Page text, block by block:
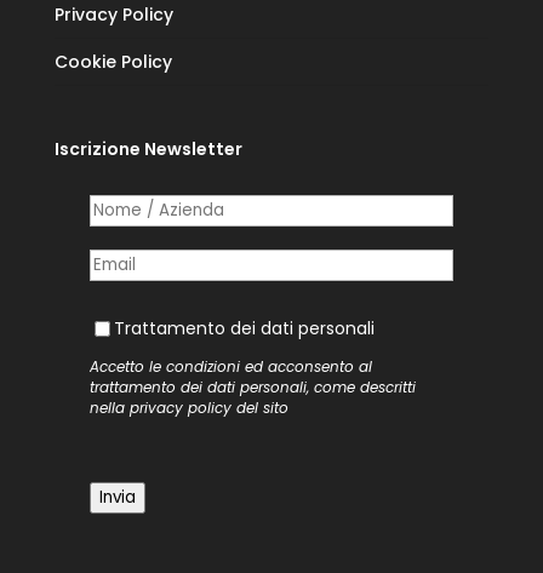
Privacy Policy
Cookie Policy
Iscrizione Newsletter
Nome /​ Azienda
Posta elettronica
Trattamento dei dati personali
Trattamento dei dati personali
Accetto le condizioni ed acconsento al
trattamento dei dati personali, come descritti
nella privacy policydel sito
Invia